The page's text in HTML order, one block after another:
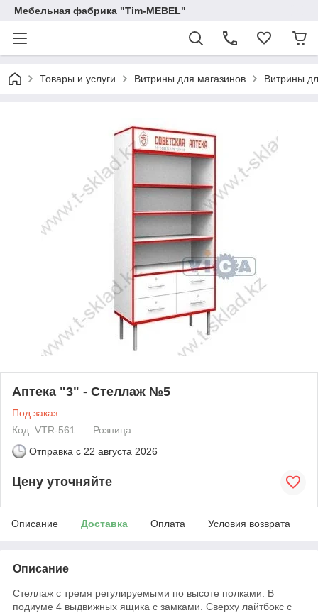
Мебельная фабрика "Tim-MEBEL"
Товары и услуги Витрины для магазинов Витрины
Аптека "3" - Cтеллаж №5
Под заказ
Код: VTR-561
Розница
Отправка с 22 августа 2026
Цену уточняйте
Описание Доставка Оплата Условия возврата
Описание
Стеллаж с тремя регулируемыми по высоте полками. В
подиуме 4 выдвижных ящика с замками. Сверху лайтбокс с